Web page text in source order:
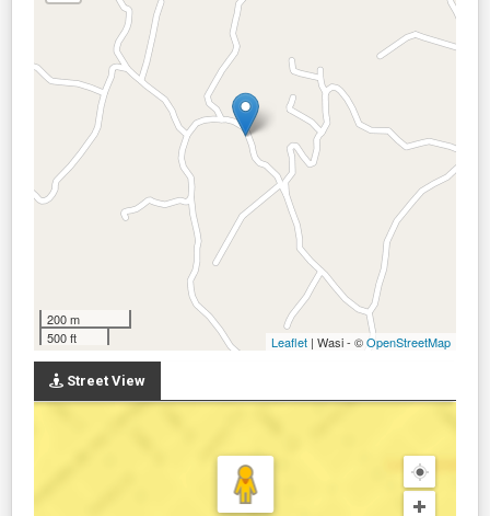
200 m
500 ft
Leaflet | Wasi - ©OpenStreetMap
Street View